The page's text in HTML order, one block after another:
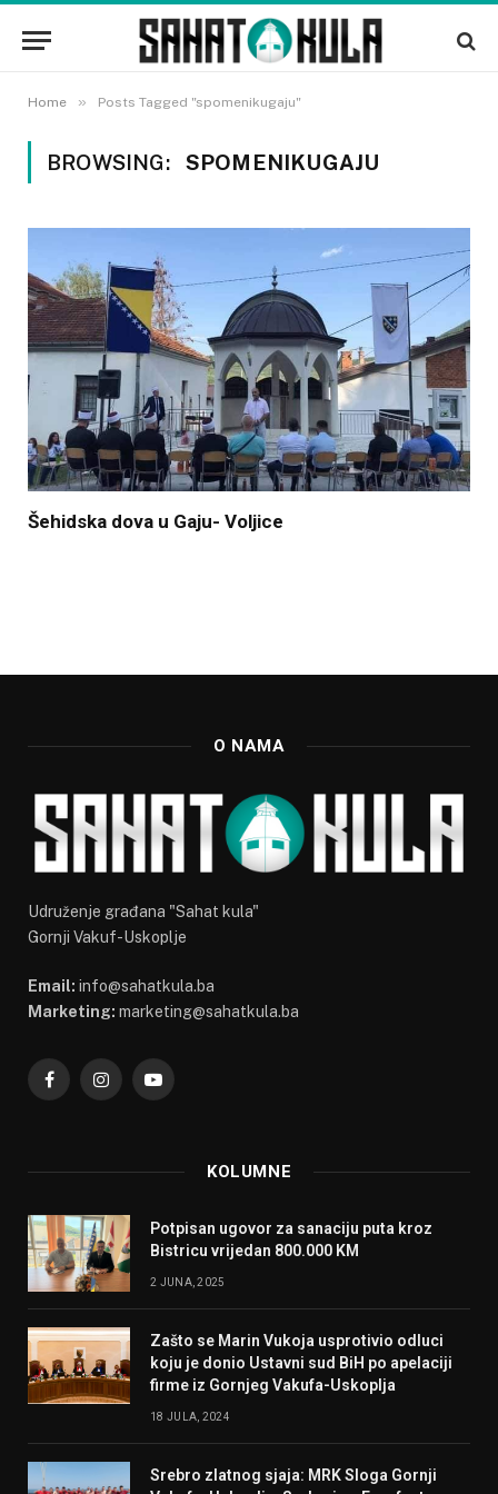
Home » Posts Tagged "spomenikugaju"
BROWSING: SPOMENIKUGAJU
Šehidska dova u Gaju- Voljice
O NAMA
Udruženje građana "Sahat kula"
Gornji Vakuf-Uskoplje
Email: info@sahatkula.ba
Marketing: marketing@sahatkula.ba
FacebookInstagramYouTube
KOLUMNE
Potpisan ugovor za sanaciju puta kroz
Bistricu vrijedan 800.000 KM
2 JUNA, 2025
Zašto se Marin Vukoja usprotivio odluci
koju je donio Ustavni sud BiH po apelaciji
firme iz Gornjeg Vakufa-Uskoplja
18 JULA, 2024
Srebro zlatnog sjaja: MRK Sloga Gornji